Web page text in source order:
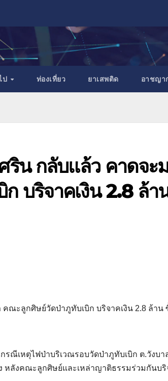
ป ท่องเที่ยว ยาเสพติด อาชญา
ริน กลับแล้ว คาดจ
บริจาคเงิน 2.8 ล้
ณะลูกศิษย์วัดป่าภูทับเบิก บริจาคเงิน 2.8 ล้าน
ณีเหตุไฟป่าบริเวณรอบวัดป่าภูทับเบิก ต.วังบา
หลังคณะลูกศิษย์และเหล่าญาติธรรมร่วมกันบริ